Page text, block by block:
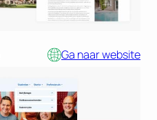
Ga naar website